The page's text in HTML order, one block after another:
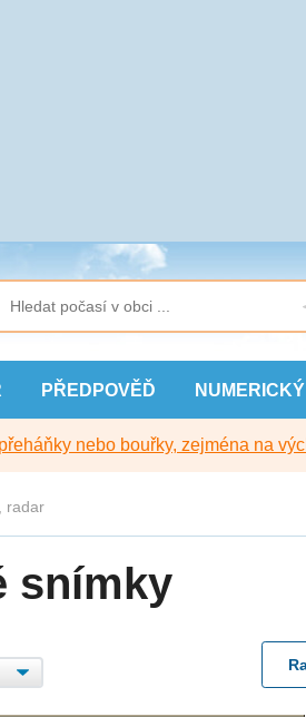
PŘEDPOVĚĎ NUMERICKÝ
nebo bouřky, zejména na
radar
snímky